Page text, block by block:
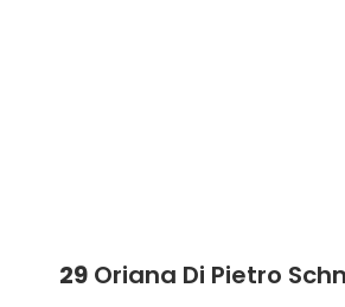
29 Oriana Di Pietro